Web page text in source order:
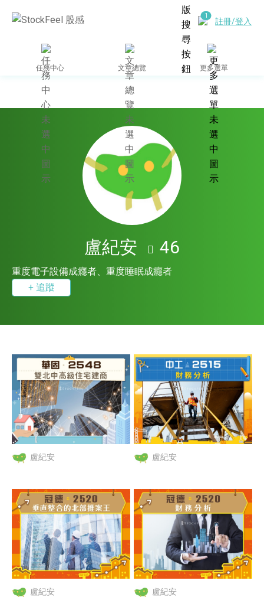
註冊/登入
任務中心 文章總覽 更多選單
盧紀安 46
重度電子設備成癮者、重度睡眠成癮者
+ 追蹤
盧紀安 盧紀安
盧紀安 盧紀安